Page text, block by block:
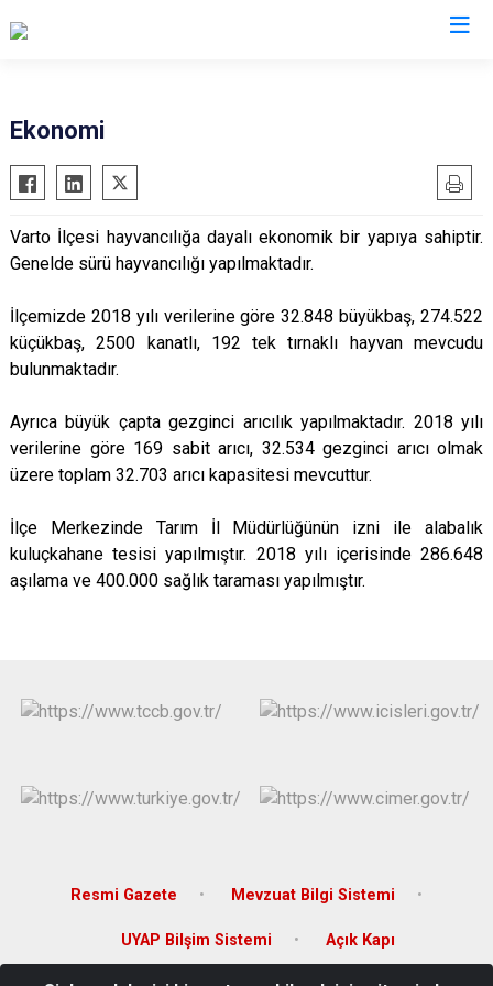
Bulanık
Hasköy
Korkut
Malazgirt
Varto
Ekonomi
Varto İlçesi hayvancılığa dayalı ekonomik bir yapıya sahiptir.
Genelde sürü hayvancılığı yapılmaktadır.
İlçemizde 2018 yılı verilerine göre 32.848 büyükbaş, 274.522
küçükbaş, 2500 kanatlı, 192 tek tırnaklı hayvan mevcudu
bulunmaktadır.
Ayrıca büyük çapta gezginci arıcılık yapılmaktadır. 2018 yılı
verilerine göre 169 sabit arıcı, 32.534 gezginci arıcı olmak
üzere toplam 32.703 arıcı kapasitesi mevcuttur.
İlçe Merkezinde Tarım İl Müdürlüğünün izni ile alabalık
kuluçkahane tesisi yapılmıştır. 2018 yılı içerisinde 286.648
aşılama ve 400.000 sağlık taraması yapılmıştır.
Resmi Gazete Mevzuat Bilgi Sistemi
UYAP Bilşim Sistemi Açık Kapı